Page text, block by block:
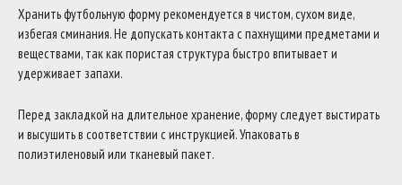
Хранить футбольную форму рекомендуется в чистом, сухом виде,
избегая сминания. Не допускать контакта с пахнущими предметами и
веществами, так как пористая структура быстро впитывает и
удерживает запахи.
Перед закладкой на длительное хранение, форму следует выстирать
и высушить в соответствии с инструкцией. Упаковать в
полиэтиленовый или тканевый пакет.